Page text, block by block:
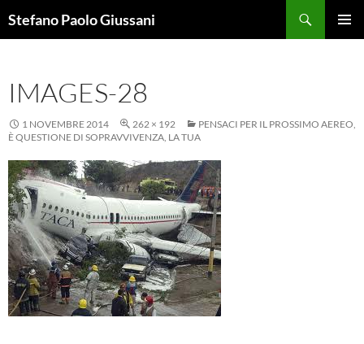
alStefano Paolo Giussani
IMAGES-28
1 NOVEMBRE 2014 262 × 192
PENSACI PER IL PROSSIMO AEREO,
È QUESTIONE DI SOPRAVVIVENZA, LA TUA